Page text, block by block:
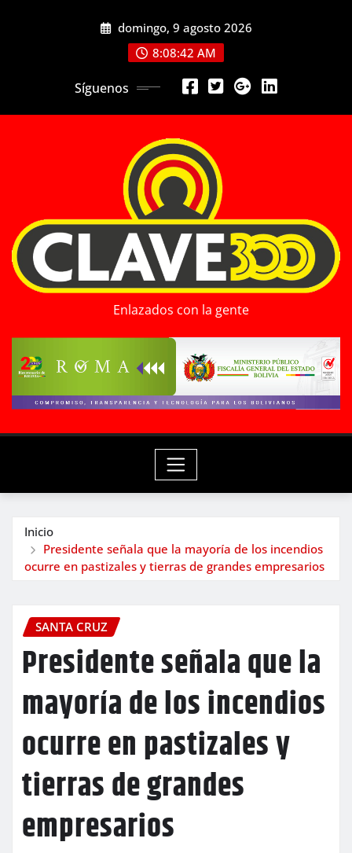
domingo, 9 agosto 2026
8:08:44 AM
Síguenos
Enlazados con la gente
Inicio
Presidente señala que la mayoría de los incendios
ocurre en pastizales y tierras de grandes empresarios
SANTA CRUZ
Presidente señala que la
mayoría de los incendios
ocurre en pastizales y
tierras de grandes
empresarios